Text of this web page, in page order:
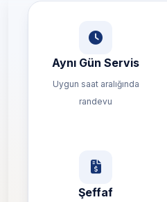
Aynı Gün Servis
Uygun saat aralığında
randevu
Şeffaf